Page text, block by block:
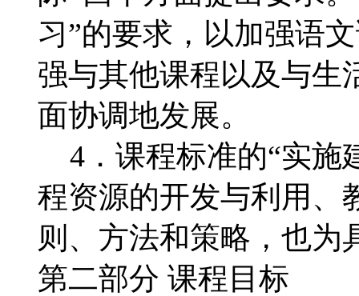
习”的要求，以加强语
强与其他课程以及与生
面协调地发展。
4．课程标准的“实施
程资源的开发与利用、
则、方法和策略，也为
第二部分 课程目标